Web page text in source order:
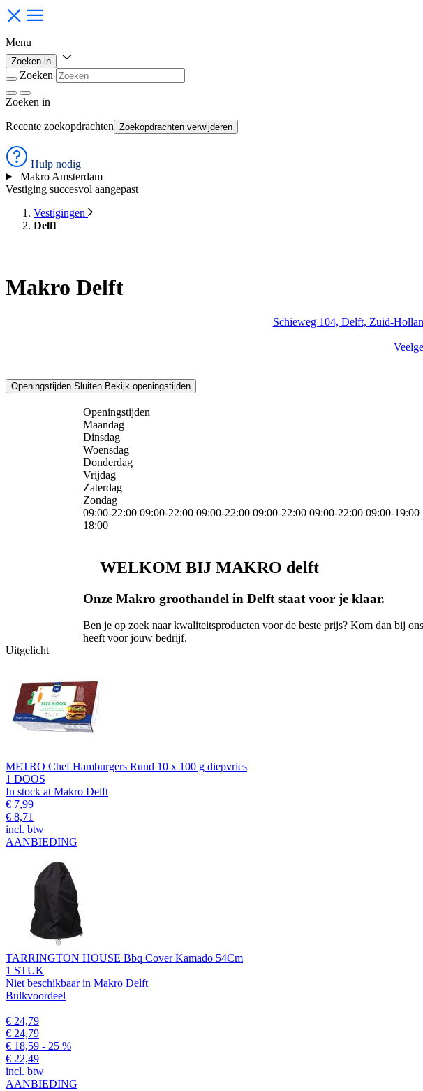
Menu
Zoeken in
Zoeken
Zoeken in
Recente zoekopdrachten Zoekopdrachten verwijderen
Hulp nodig
Makro Amsterdam
Vestiging succesvol aangepast
Vestigingen
Delft
Makro Delft
Schieweg 104, Delft, Zuid-
Openingstijden Sluiten Bekijk openingstijden
Openingstijden
Maandag
Dinsdag
Woensdag
Donderdag
Vrijdag
Zaterdag
Zondag
09:00-22:00 09:00-22:00 09:00-22:00 09:00-22:00 09:00-22:00 09:00-19:00
18:00
WELKOM BIJ MAKRO delft
Onze Makro groothandel in Delft staat voor je klaar.
Ben je op zoek naar kwaliteitsproducten voor de beste prijs? Kom dan bij
heeft voor jouw bedrijf.
Uitgelicht
METRO Chef Hamburgers Rund 10 x 100 g diepvries
1 DOOS
In stock at Makro Delft
€ 7,99
€ 8,71
incl. btw
AANBIEDING
TARRINGTON HOUSE Bbq Cover Kamado 54Cm
1 STUK
Niet beschikbaar in Makro Delft
Bulkvoordeel
€ 24,79
€ 24,79
€ 18,59 - 25 %
€ 22,49
incl. btw
AANBIEDING